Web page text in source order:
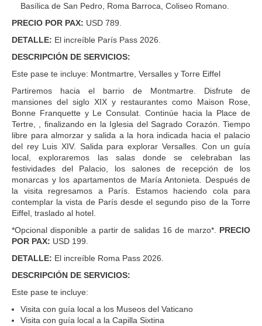
Basílica de San Pedro, Roma Barroca, Coliseo Romano.
PRECIO POR PAX: USD 789.
DETALLE: El increíble París Pass 2026.
DESCRIPCIÓN DE SERVICIOS:
Este pase te incluye: Montmartre, Versalles y Torre Eiffel
Partiremos hacia el barrio de Montmartre. Disfrute de
mansiones del siglo XIX y restaurantes como Maison Rose,
Bonne Franquette y Le Consulat. Continúe hacia la Place de
Tertre, , finalizando en la Iglesia del Sagrado Corazón. Tiempo
libre para almorzar y salida a la hora indicada hacia el palacio
del rey Luis XIV. Salida para explorar Versalles. Con un guía
local, exploraremos las salas donde se celebraban las
festividades del Palacio, los salones de recepción de los
monarcas y los apartamentos de María Antonieta. Después de
la visita regresamos a París. Estamos haciendo cola para
contemplar la vista de París desde el segundo piso de la Torre
Eiffel, traslado al hotel.
*Opcional disponible a partir de salidas 16 de marzo*. PRECIO
POR PAX: USD 199.
DETALLE: El increíble Roma Pass 2026.
DESCRIPCIÓN DE SERVICIOS:
Este pase te incluye:
Visita con guía local a los Museos del Vaticano
Visita con guía local a la Capilla Sixtina